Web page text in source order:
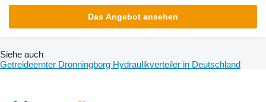
Das Angebot ansehen
Siehe auch
Getreideernter Dronningborg Hydraulikverteiler in Deutschland